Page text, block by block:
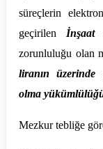
süreçlerin
geçirilen İnşaat
zorunluluğu olan
liranın üzerinde
olma
Mezkur tebliğe